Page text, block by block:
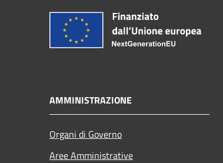
AMMINISTRAZIONE
Organi di Governo
Aree Amministrative